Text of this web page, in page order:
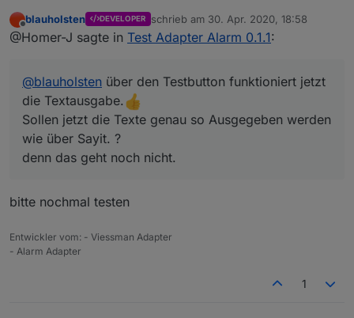
Sollen jetzt die Texte genau so Ausgegeben werden
wie über Sayit. ?
Offline
blauholsten DEVELOPER schrieb am 30. Apr. 2020, 18:58
zuletzt editiert von
@Homer-J sagte in Test Adapter Alarm 0.1.1:
@blauholsten über den Testbutton funktioniert jetzt
die Textausgabe.
Sollen jetzt die Texte genau so Ausgegeben werden
wie über Sayit. ?
denn das geht noch nicht.
bitte nochmal testen
Entwickler vom: - Viessman Adapter
- Alarm Adapter
1